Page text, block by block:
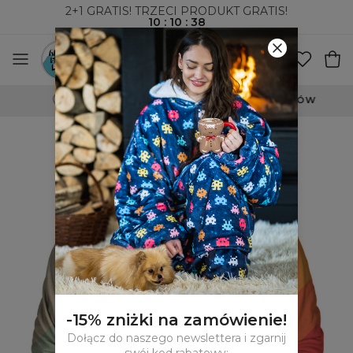
2+1 GRATIS! TRZECI PRODUKT GRATIS!
10 : 10 :37
WYSYŁKA ZA POBRANIEM I DO PACZKOMATÓW
-15% zniżki na zamówienie!
Dołącz do naszego newslettera i zgarnij